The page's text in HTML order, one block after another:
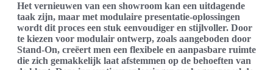
Het vernieuwen van een showroom kan een uitdagende
taak zijn, maar met modulaire presentatie-oplossingen
wordt dit proces een stuk eenvoudiger en stijlvoller. Door
te kiezen voor modulair ontwerp, zoals aangeboden door
Stand-On, creëert men een flexibele en aanpasbare ruimte
die zich gemakkelijk laat afstemmen op de behoeften van